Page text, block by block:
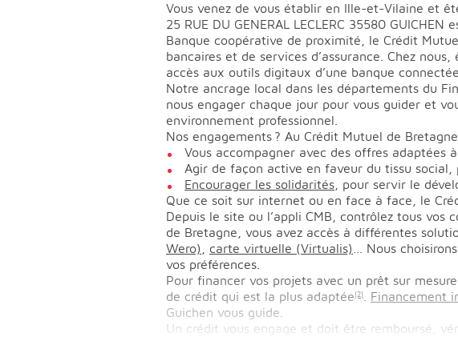
Vous venez de vous établir en Ille-et-Vilaine et
25 RUE DU GENERAL LECLERC 35580
Banque coopérative de proximité, le Crédit
bancaires et de services d’assurance. Chez
accès aux outils digitaux d’une banque
Notre ancrage local dans les départements du
nous engager chaque jour pour vous guider et
environnement professionnel.
Nos engagements ? Au Crédit Mutuel de
Vous accompagner avec des offres adaptées
Agir de façon active en faveur du tissu social,
Encourager les solidarités , pour servir le
Que ce soit sur internet ou en face à face, le
Depuis le site ou l’appli CMB, contrôlez tous vos
de Bretagne, vous avez accès à différentes
Wero)
carte virtuelle (Virtualis)
… Nous
vos préférences.
Pour financer vos projets avec un prêt sur
de crédit qui est la plus adaptée(2) Financement
Guichen vous guide.
Un crédit vous engage et doit être remboursé,